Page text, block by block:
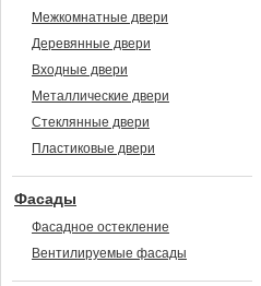
Межкомнатные двери
Деревянные двери
Входные двери
Металлические двери
Стеклянные двери
Пластиковые двери
Фасады
Фасадное остекление
Вентилируемые фасады